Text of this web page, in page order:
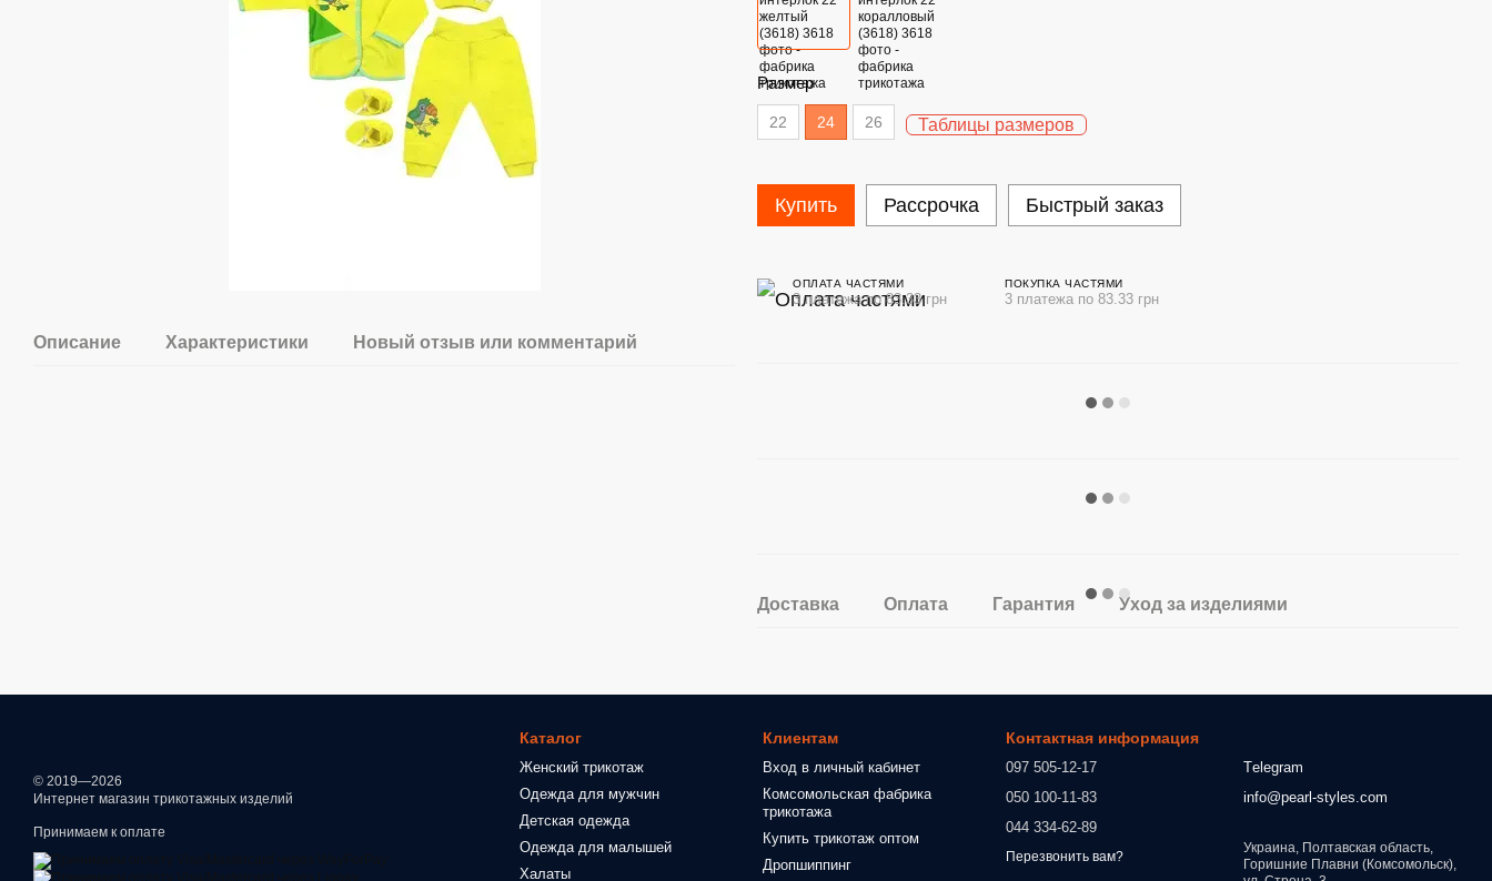
Описание Характеристики Новый отзыв или комментарий
Размер
22 24 26 Таблицы размеров
Купить Рассрочка Быстрый заказ
ОПЛАТА ЧАСТЯМИ
3 платежа по 83.33 грн
ПОКУПКА ЧАСТЯМИ
3 платежа по 83.33 грн
Доставка Оплата Гарантия Уход за изделиями
© 2019—2026
Интернет магазин трикотажных изделий
Принимаем к оплате
Каталог
Женский трикотаж
Одежда для мужчин
Детская одежда
Одежда для малышей
Халаты
Клиентам
Вход в личный кабинет
Комсомольская фабрика
трикотажа
Купить трикотаж оптом
Дропшиппинг
Контактная информация
097 505-12-17
050 100-11-83
044 334-62-89
Перезвонить вам?
Тelegram
info@pearl-styles.com
Украина, Полтавская область,
Горишние Плавни (Комсомольск),